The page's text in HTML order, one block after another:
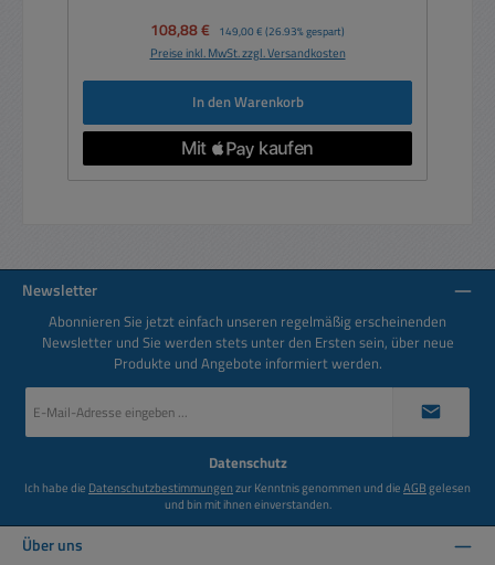
Verkaufspreis:
108,88 € Regulärer Preis:
149,00 € (26.93% gespart)
Preise inkl. MwSt. zzgl. Versandkosten
In den Warenkorb
Newsletter
Abonnieren Sie jetzt einfach unseren regelmäßig erscheinenden
Newsletter und Sie werden stets unter den Ersten sein, über neue
Produkte und Angebote informiert werden.
Mail-
Datenschutz
Ich habe die Datenschutzbestimmungenzur Kenntnis genommen und dieAGBgelesen
und bin mit ihnen einverstanden.
Über uns